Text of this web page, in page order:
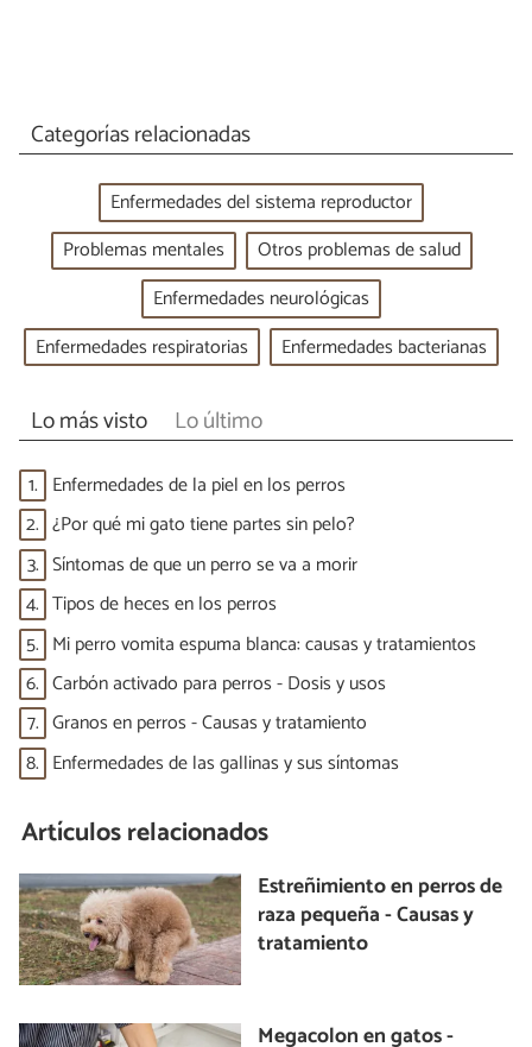
Categorías relacionadas
Enfermedades del sistema reproductor
Problemas mentales
Otros problemas de salud
Enfermedades neurológicas
Enfermedades respiratorias
Enfermedades bacterianas
Lo más visto Lo último
1. Enfermedades de la piel en los perros
2. ¿Por qué mi gato tiene partes sin pelo?
3. Síntomas de que un perro se va a morir
4. Tipos de heces en los perros
5. Mi perro vomita espuma blanca: causas y tratamientos
6. Carbón activado para perros - Dosis y usos
7. Granos en perros - Causas y tratamiento
8. Enfermedades de las gallinas y sus síntomas
Artículos relacionados
Estreñimiento en perros de
raza pequeña - Causas y
tratamiento
Megacolon en gatos -